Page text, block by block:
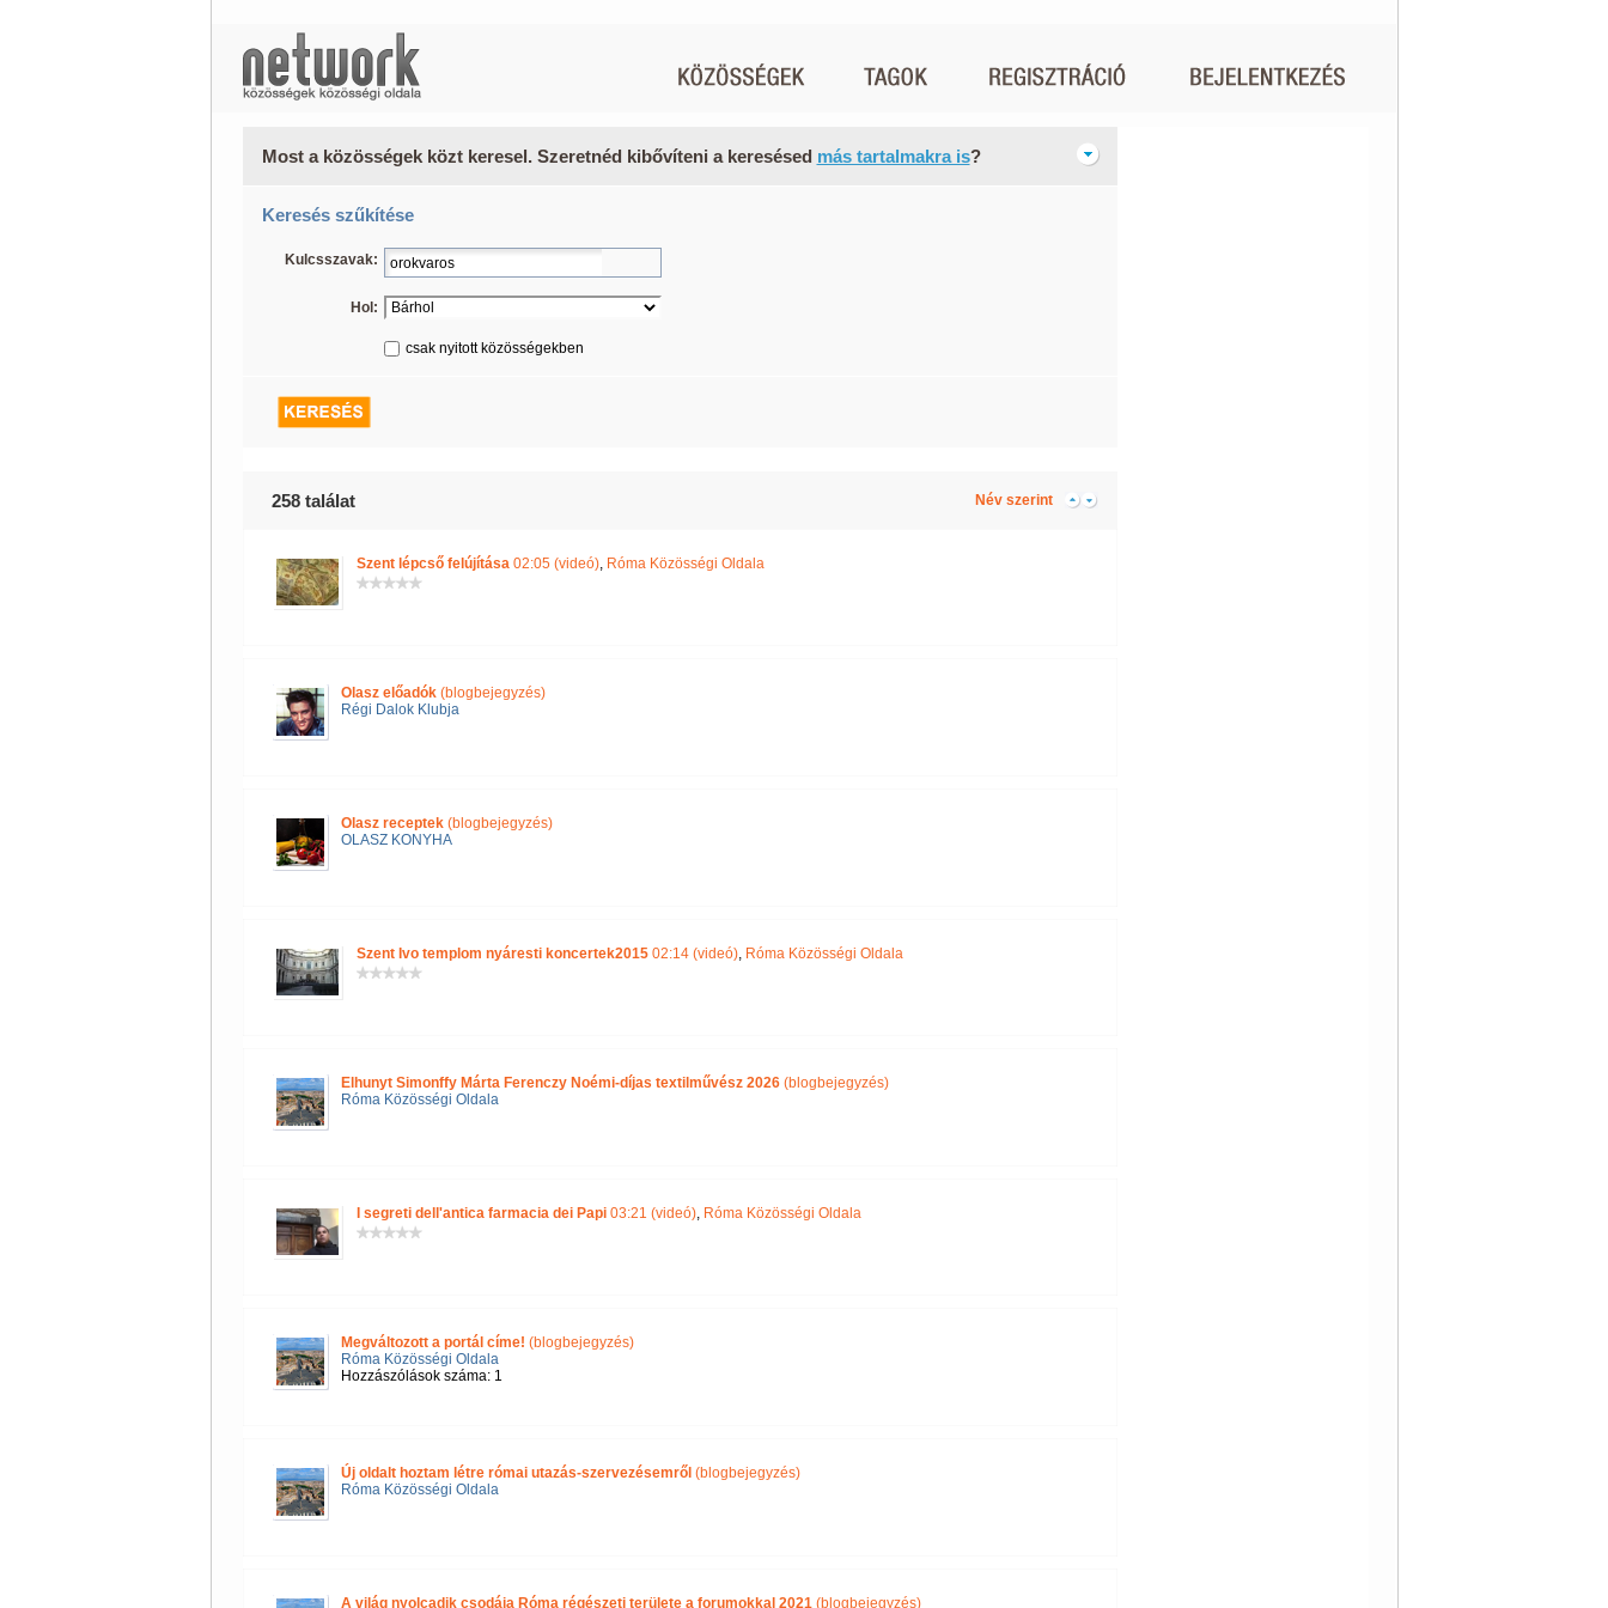
Most a közösségek közt keresel. Szeretnéd kibővíteni a keresésed más tartalmakra is?
Keresés szűkítése
Kulcsszavak:
Hol:
csak nyitott közösségekben
258 találat Név szerint
Szent lépcső felújítása02:05 (videó), Róma Közösségi Oldala
Olasz előadók(blogbejegyzés)
Régi Dalok Klubja
Olasz receptek(blogbejegyzés)
OLASZ KONYHA
Szent Ivo templom nyáresti koncertek201502:14 (videó), Róma Közösségi Oldala
Elhunyt Simonffy Márta Ferenczy Noémi-díjas textilművész 2026(blogbejegyzés)
Róma Közösségi Oldala
I segreti dell'antica farmacia dei Papi03:21 (videó), Róma Közösségi Oldala
Megváltozott a portál címe! (blogbejegyzés)
Róma Közösségi Oldala
Hozzászólások száma: 1
Új oldalt hoztam létre római utazás-szervezésemről (blogbejegyzés)
Róma Közösségi Oldala
A világ nyolcadik csodája Róma régészeti területe a forumokkal 2021(blogbejegyzés)